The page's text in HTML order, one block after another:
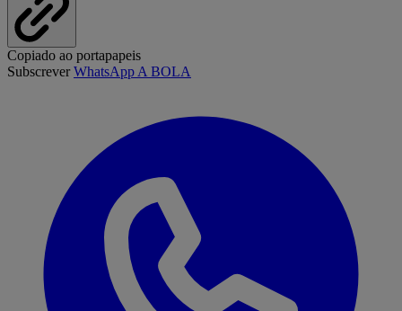
Copiado ao portapapeis
SubscreverWhatsApp A BOLA